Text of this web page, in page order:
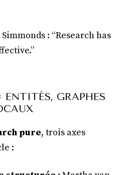
: “Research has
GRAPHES
pure, trois axes
: